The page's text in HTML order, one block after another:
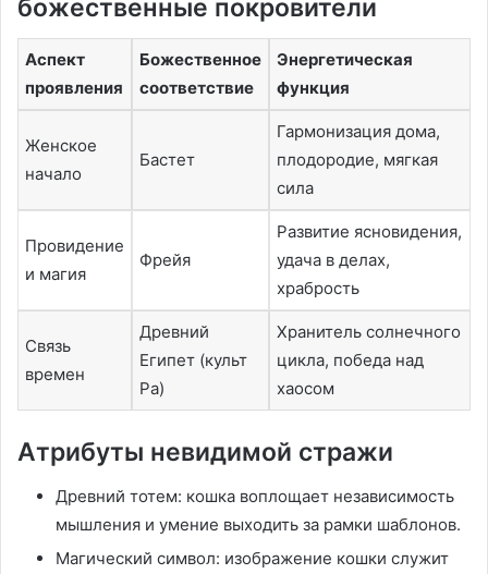
божественные покровители
Аспект
проявления
Божественное
соответствие
Энергетическая
функция
Женское
начало
Бастет
Гармонизация дома,
плодородие, мягкая
сила
Провидение
и магия
Фрейя
Развитие ясновидения,
удача в делах,
храбрость
Связь
времен
Древний
Египет (культ
Ра)
Хранитель солнечного
цикла, победа над
хаосом
Атрибуты невидимой стражи
Древний тотем: кошка воплощает независимость
мышления и умение выходить за рамки шаблонов.
Магический символ: изображение кошки служит